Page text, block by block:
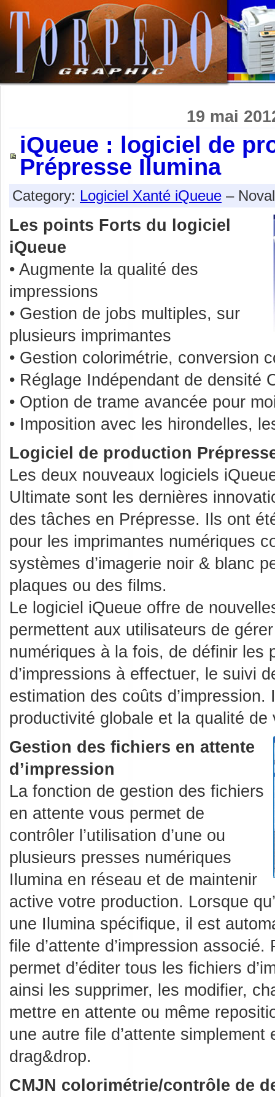
19 mai
iQueue : logiciel de
Prépresse Ilumina
Category: Logiciel Xanté iQueue –
Les points Forts du logiciel
iQueue
• Augmente la qualité des
impressions
• Gestion de jobs multiples, sur
plusieurs imprimantes
• Gestion colorimétrie, conversion
• Réglage Indépendant de densité
• Option de trame avancée pour
• Imposition avec les hirondelles,
Logiciel de production
Les deux nouveaux logiciels
Ultimate sont les dernières
des tâches en Prépresse. Ils ont
pour les imprimantes numériques
systèmes d’imagerie noir & blanc
plaques ou des films.
Le logiciel iQueue offre de
permettent aux utilisateurs de
numériques à la fois, de définir les
d’impressions à effectuer, le suivi
estimation des coûts d’impression.
productivité globale et la qualité de
Gestion des fichiers en attente
d’impression
La fonction de gestion des fichiers
en attente vous permet de
contrôler l’utilisation d’une ou
plusieurs presses numériques
Ilumina en réseau et de maintenir
active votre production. Lorsque
une Ilumina spécifique, il est
file d’attente d’impression
permet d’éditer tous les fichiers
ainsi les supprimer, les modifier,
mettre en attente ou même
une autre file d’attente
drag&drop.
CMJN colorimétrie/contrôle de